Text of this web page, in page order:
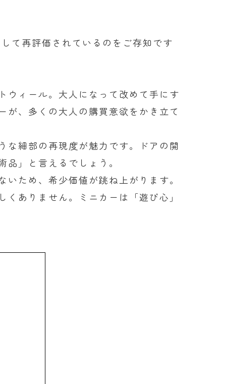
て再評価されているのをご存知です
ウィール。大人になって改めて手にす
が、多くの大人の購買意欲をかき立て
な細部の再現度が魅力です。ドアの開
」と言えるでしょう。
ため、希少価値が跳ね上がります。
ありません。ミニカーは「遊び心」